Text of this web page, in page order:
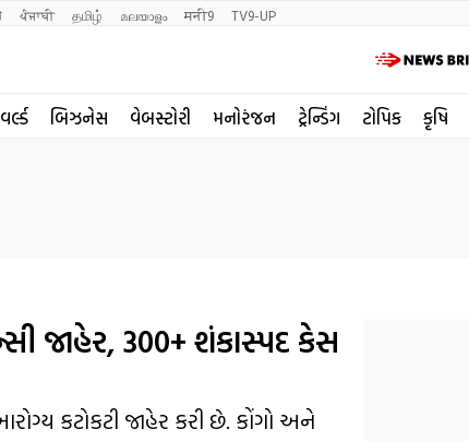
ਪੰਜਾਬੀ தமிழ் മലയാളം मनी9 TV9-UP
વર્લ્ડ બિઝનેસ વેબસ્ટોરી મનોરંજન ટ્રેન્ડિંગ ટોપિક કૃષિ
જાહેર, 300+ શંકાસ્પદ કેસ
કટોકટી જાહેર કરી છે. કોંગો અને